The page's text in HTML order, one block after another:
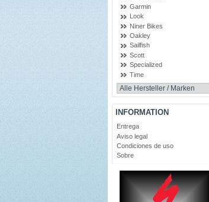
Garmin
Look
Niner Bikes
Oakley
Sailfish
Scott
Specialized
Time
INFORMATION
Entrega
Aviso legal
Condiciones de uso
Sobre